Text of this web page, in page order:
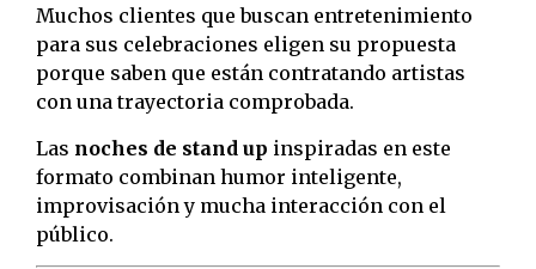
Muchos clientes que buscan entretenimiento
para sus celebraciones eligen su propuesta
porque saben que están contratando artistas
con una trayectoria comprobada.
Las noches de stand up inspiradas en este
formato combinan humor inteligente,
improvisación y mucha interacción con el
público.